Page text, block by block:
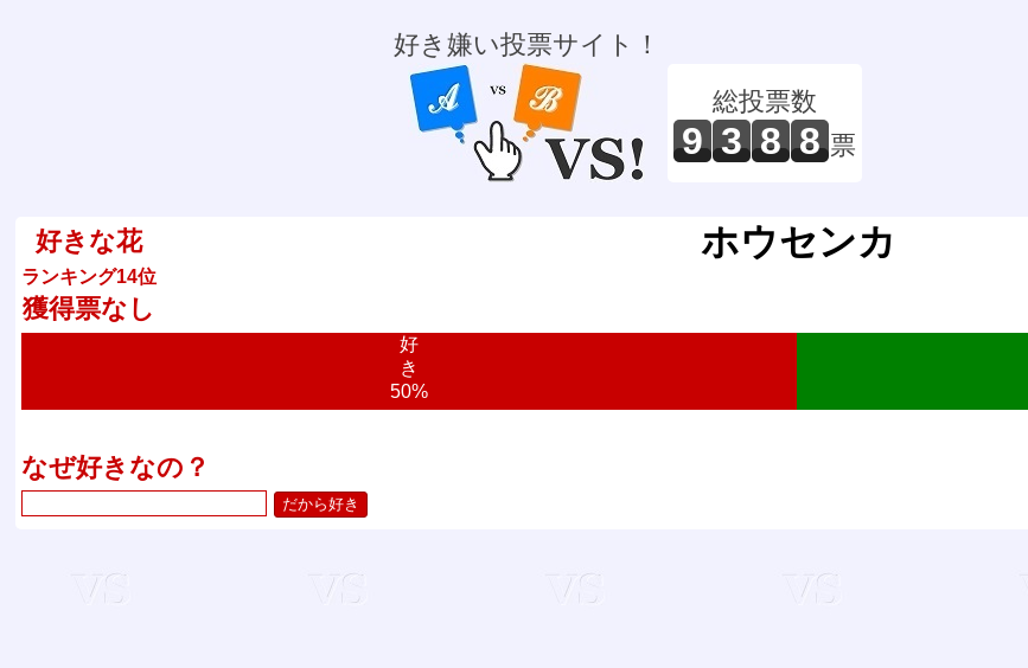
好き嫌い投票サイト！
総投票数
9 3 8 8 票
好きな花
ランキング14位
獲得票なし
ホウセンカ
好
き
50%
なぜ好きなの？